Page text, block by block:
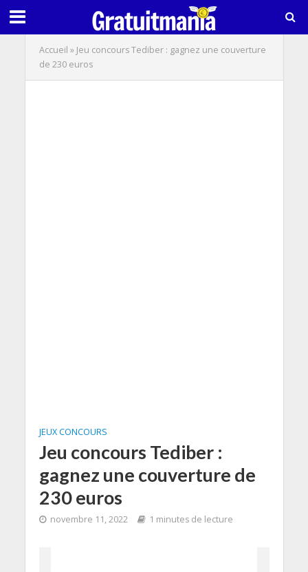
Accueil » Jeu concours Tediber : gagnez une couverture
de 230 euros
JEUX CONCOURS
Jeu concours Tediber :
gagnez une couverture de
230 euros
novembre 11, 2022 1 minutes de lecture